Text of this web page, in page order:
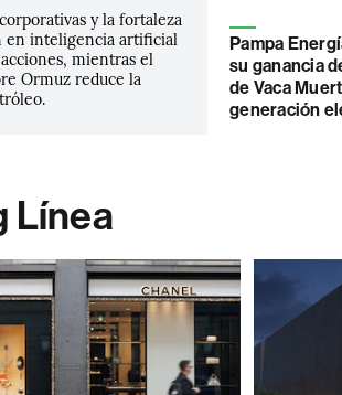
y la fortaleza
en inteligencia artificial
mientras el
Ormuz reduce la
Pampa
su ganancia
de Vaca
generación
Línea